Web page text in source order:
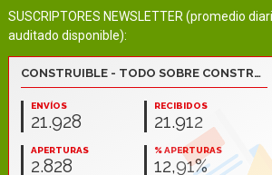
SUSCRIPTORES NEWSLETTER (promedio
auditado disponible):